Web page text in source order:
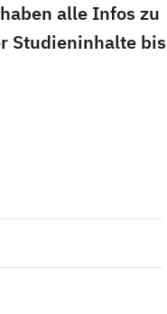
alle Infos zu
Studieninhalte bis